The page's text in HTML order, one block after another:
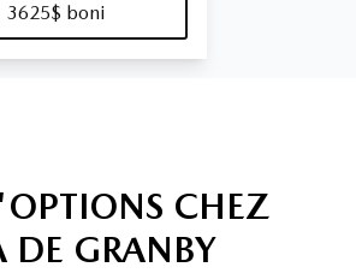
3625$ boni
CHEZ
GRANBY